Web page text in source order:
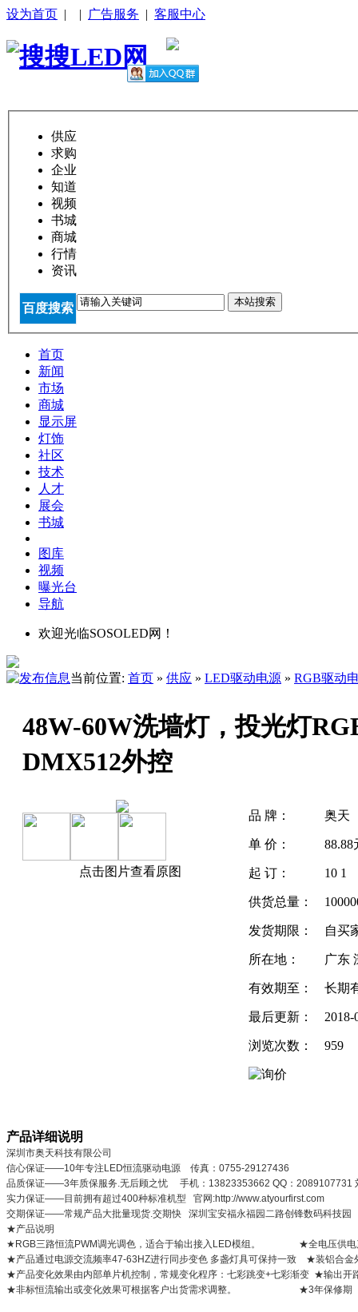
设为首页 | | 广告服务 | 客服中心
供应
求购
企业
知道
视频
书城
商城
行情
资讯
百度搜索 本站搜索
首页
新闻
市场
商城
显示屏
灯饰
社区
技术
人才
展会
书城
图库
视频
曝光台
导航
欢迎光临SOSOLED网！
当前位置: 首页 » 供应 » LED驱动电源 » RGB驱动
48W-60W洗墙灯，投光灯
DMX512外控
点击图片查看原图
品 牌： 奥天
单 价：
起 订： 10 1
供货总量：
发货期限： 自买
所在地： 广东
有效期至： 长期
最后更新： 2018-
浏览次数： 959
产品详细说明
深圳市奥天科技有限公司
信心保证——10年专注LED恒流驱动电源 传真：0755-29127436
品质保证——3年质保服务.无后顾之忧 手机：13823353662 QQ：2089107731
实力保证——目前拥有超过400种标准机型 官网:http://www.atyourfirst.com
交期保证——常规产品大批量现货.交期快 深圳宝安福永福园二路创锋数码科技园
★产品说明
★RGB三路恒流PWM调光调色，适合于输出接入LED模组。
★全电压供电
★产品通过电源交流频率47-63HZ进行同步变色 多盏灯具可保持一致
★装铝合金
★产品变化效果由内部单片机控制，常规变化程序：七彩跳变+七彩渐变 ★输出开
★非标恒流输出或变化效果可根据客户出货需求调整。 ★3年保修期